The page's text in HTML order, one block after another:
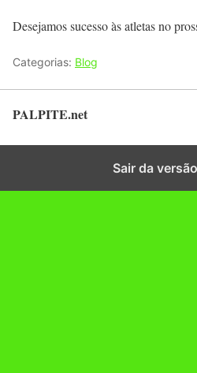
Desejamos sucesso às atletas no
Categorias: Blog
PALPITE.net
Sair da